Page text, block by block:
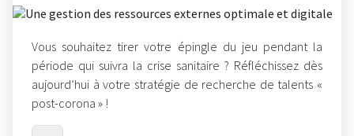
Vous souhaitez tirer votre épingle du jeu pendant la
période qui suivra la crise sanitaire ? Réfléchissez dès
aujourd’hui à votre stratégie de recherche de talents «
post-corona » !